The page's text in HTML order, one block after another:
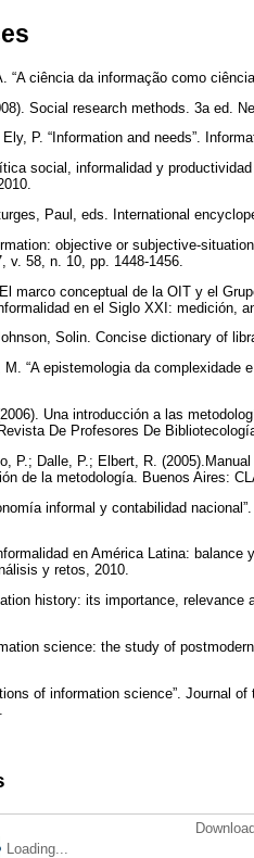
“A ciência da informação como
Social research methods. 3a ed.
P. “Information and needs”.
social, informalidad y
Paul, eds. International
objective or subjective-
v. 58, n. 10, pp. 1448-1456.
marco conceptual de la OIT y el
en el Siglo XXI: medición,
Solin. Concise dictionary of
M. “A epistemologia da
Una introducción a las
De Profesores De
P.; Dalle, P.; Elbert, R.
de la metodología. Buenos Aires:
informal y contabilidad
en América Latina:
y retos, 2010.
history: its importance,
science: the study of
of information science”. Journal
Loading...